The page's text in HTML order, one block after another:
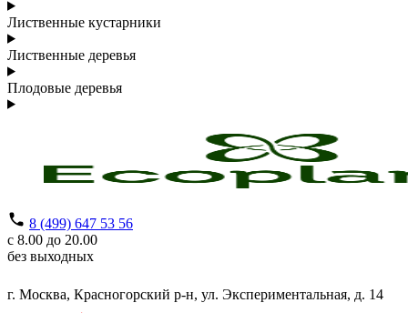
Лиственные кустарники
Лиственные деревья
Плодовые деревья
8 (499) 647 53 56
с 8.00 до 20.00
без выходных
г. Москва, Красногорский р-н, ул. Экспериментальная, д. 14